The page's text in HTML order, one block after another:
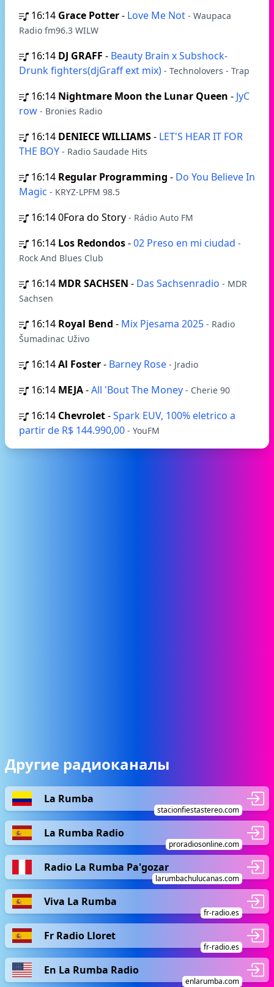
16:14 Grace Potter- Love Me Not - Waupaca
Radio fm96.3 WILW
16:14 DJ GRAFF - Beauty Brain x Subshock-
Drunk fighters(djGraff ext mix) - Technolovers - Trap
16:14 Nightmare Moon the Lunar Queen - JyC
row - Bronies Radio
16:14 DENIECE WILLIAMS- LET'S HEAR IT FOR
THE BOY - Radio Saudade Hits
16:14 Regular Programming - Do You Believe In
Magic - KRYZ-LPFM 98.5
16:140Fora do Story - Rádio Auto FM
16:14 Los Redondos-02 Preso en mi ciudad -
Rock And Blues Club
16:14 MDR SACHSEN - Das Sachsenradio - MDR
Sachsen
16:14 Royal Bend - Mix Pjesama 2025 - Radio
Šumadinac Uživo
16:14Al Foster- Barney Rose - Jradio
16:14 MEJA-All 'Bout The Money - Cherie 90
16:14 Chevrolet-Spark EUV, 100% eletrico a
partir de R$ 144.990,00 - YouFM
Другие радиоканалы
La Rumba
stacionfiestastereo.com
La Rumba Radio
proradiosonline.com
Radio La Rumba Pa'gozar
larumbachulucanas.com
Viva La Rumba
fr-radio.es
Fr Radio Lloret
fr-radio.es
En La Rumba Radio
enlarumba.com